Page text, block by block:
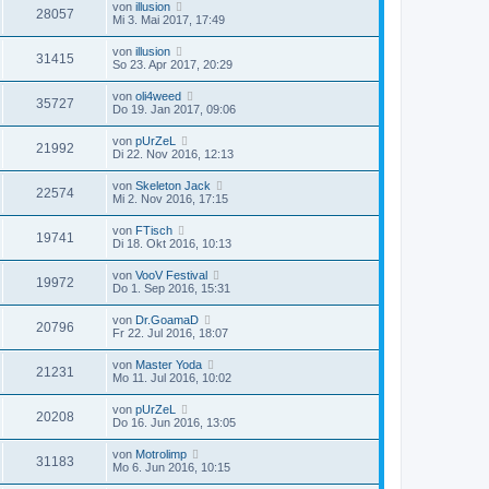
28057 von illusion
Mi 3. Mai 2017, 17:49
31415 von illusion
So 23. Apr 2017, 20:29
35727 von oli4weed
Do 19. Jan 2017, 09:06
21992 von pUrZeL
Di 22. Nov 2016, 12:13
22574 von Skeleton Jack
Mi 2. Nov 2016, 17:15
19741 von FTisch
Di 18. Okt 2016, 10:13
19972 von VooV Festival
Do 1. Sep 2016, 15:31
20796 von Dr.GoamaD
Fr 22. Jul 2016, 18:07
21231 von Master Yoda
Mo 11. Jul 2016, 10:02
20208 von pUrZeL
Do 16. Jun 2016, 13:05
31183 von Motrolimp
Mo 6. Jun 2016, 10:15